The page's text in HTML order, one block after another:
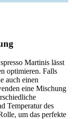
Martinis lässt
optimieren. Falls
auch einen
eine Mischung
Temperatur des
um das perfekte